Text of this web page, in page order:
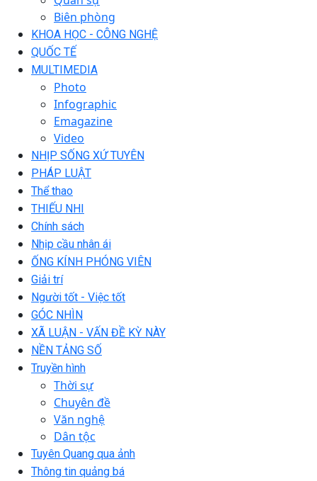
Biên phòng
KHOA HỌC - CÔNG NGHỆ
QUỐC TẾ
MULTIMEDIA
Photo
Infographic
Emagazine
Video
NHỊP SỐNG XỨ TUYÊN
PHÁP LUẬT
Thể thao
THIẾU NHI
Chính sách
Nhịp cầu nhân ái
ỐNG KÍNH PHÓNG VIÊN
Giải trí
Người tốt - Việc tốt
GÓC NHÌN
XÃ LUẬN - VẤN ĐỀ KỲ NÀY
NỀN TẢNG SỐ
Truyền hình
Thời sự
Chuyên đề
Văn nghệ
Dân tộc
Tuyên Quang qua ảnh
Thông tin quảng bá